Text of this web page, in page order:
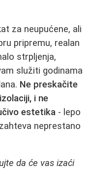
za neupućene, ali
pripremu, realan
strpljenja,
služiti godinama
Ne preskačite
i ne
estetika - lepo
neprestano
da će vas izaći